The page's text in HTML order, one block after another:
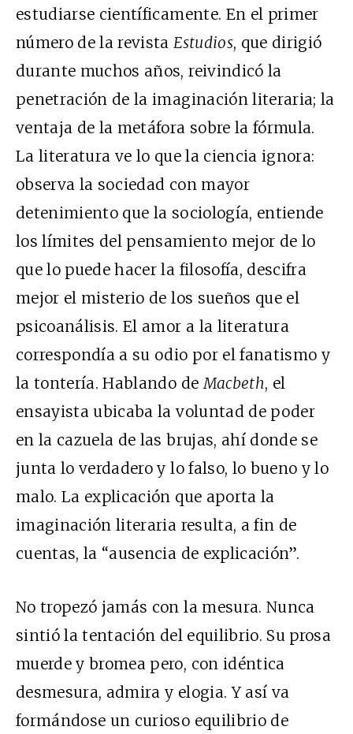
estudiarse científicamente. En el primer
número de la revistaEstudios, que dirigió
durante muchos años, reivindicó la
penetración de la imaginación literaria; la
ventaja de la metáfora sobre la fórmula.
La literatura ve lo que la ciencia ignora:
observa la sociedad con mayor
detenimiento que la sociología, entiende
los límites del pensamiento mejor de lo
que lo puede hacer la filosofía, descifra
mejor el misterio de los sueños que el
psicoanálisis. El amor a la literatura
correspondía a su odio por el fanatismo y
la tontería. Hablando deMacbeth, el
ensayista ubicaba la voluntad de poder
en la cazuela de las brujas, ahí donde se
junta lo verdadero y lo falso, lo bueno y lo
malo. La explicación que aporta la
imaginación literaria resulta, a fin de
cuentas, la “ausencia de explicación”.
No tropezó jamás con la mesura. Nunca
sintió la tentación del equilibrio. Su prosa
muerde y bromea pero, con idéntica
desmesura, admira y elogia. Y así va
formándose un curioso equilibrio de